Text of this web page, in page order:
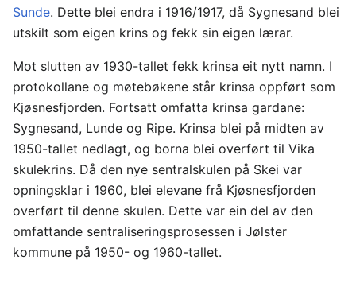
Sunde. Dette blei endra i 1916/1917, då Sygnesand blei
utskilt som eigen krins og fekk sin eigen lærar.
Mot slutten av 1930-tallet fekk krinsa eit nytt namn. I
protokollane og møtebøkene står krinsa oppført som
Kjøsnesfjorden. Fortsatt omfatta krinsa gardane:
Sygnesand, Lunde og Ripe. Krinsa blei på midten av
1950-tallet nedlagt, og borna blei overført til Vika
skulekrins. Då den nye sentralskulen på Skei var
opningsklar i 1960, blei elevane frå Kjøsnesfjorden
overført til denne skulen. Dette var ein del av den
omfattande sentraliseringsprosessen i Jølster
kommune på 1950- og 1960-tallet.